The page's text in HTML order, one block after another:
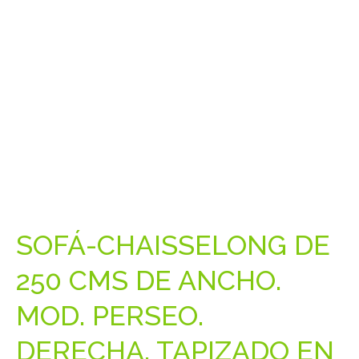
SOFÁ-CHAISSELONG DE
250 CMS DE ANCHO.
MOD. PERSEO.
DERECHA. TAPIZADO EN